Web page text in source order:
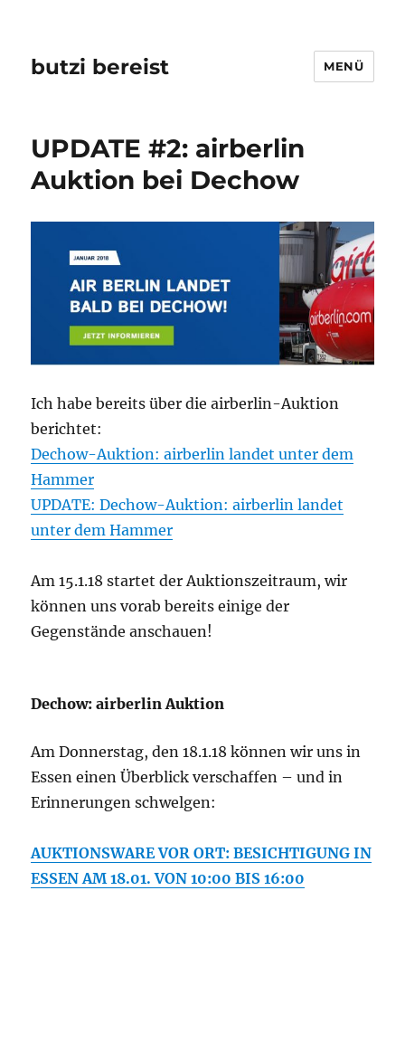
butzi bereist MENÜ
UPDATE #2: airberlin
Auktion bei Dechow
Ich habe bereits über die airberlin-Auktion
berichtet:
Dechow-Auktion: airberlin landet unter dem
Hammer
UPDATE: Dechow-Auktion: airberlin landet
unter dem Hammer
Am 15.1.18 startet der Auktionszeitraum, wir
können uns vorab bereits einige der
Gegenstände anschauen!
Dechow: airberlin Auktion
Am Donnerstag, den 18.1.18 können wir uns in
Essen einen Überblick verschaffen – und in
Erinnerungen schwelgen:
AUKTIONSWARE VOR ORT: BESICHTIGUNG IN
ESSEN AM 18.01. VON 10:00 BIS 16:00